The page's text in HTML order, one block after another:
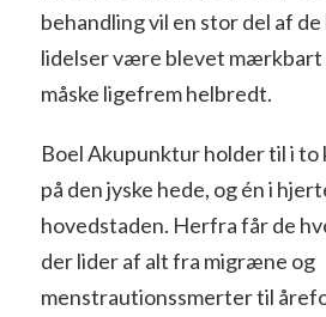
behandling vil en stor del af
lidelser være blevet
måske ligefrem helbredt.
Boel Akupunktur holder til i to
på den jyske hede, og én i
hovedstaden. Herfra får de
der lider af alt fra migræne og
menstrautionssmerter til